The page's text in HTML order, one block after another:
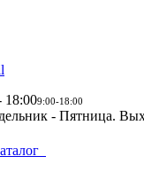
9:00-18:00